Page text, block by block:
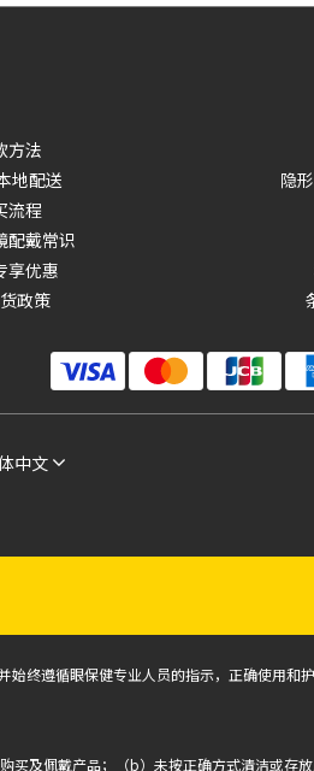
方法
地配送
流程
配戴常识
享优惠
政策
隐
中文
始终遵循眼保健专业人员的指示，正确使用
买及佩戴产品；（b）未按正确方式清洁或